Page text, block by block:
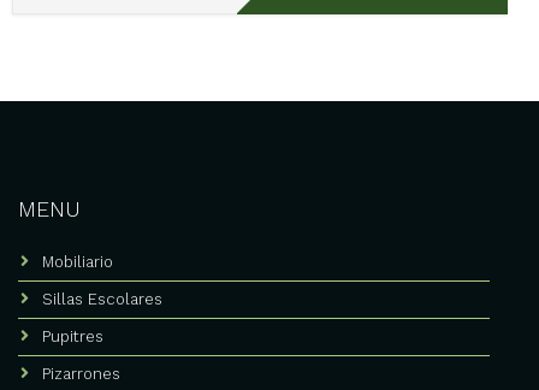
MENU
Mobiliario
Sillas Escolares
Pupitres
Pizarrones